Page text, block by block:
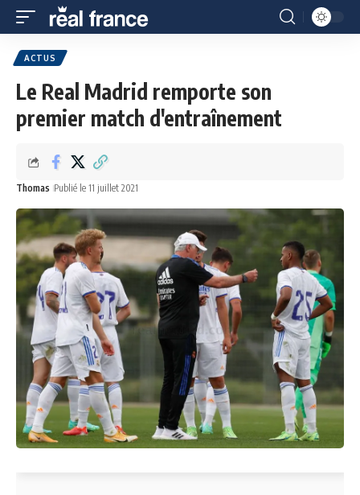
ACTUS
Le Real Madrid remporte son
premier match d'entraînement
Thomas Publié le 11 juillet 2021